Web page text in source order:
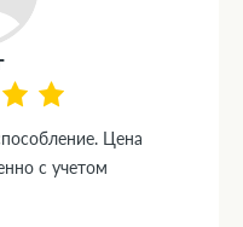
Цена
с учетом